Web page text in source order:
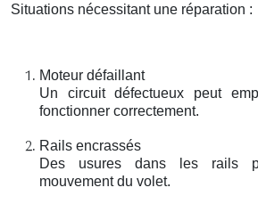
Situations nécessitant une réparation :
Moteur défaillant
Un circuit défectueux peut
fonctionner correctement.
Rails encrassés
Des usures dans les rails
mouvement du volet.